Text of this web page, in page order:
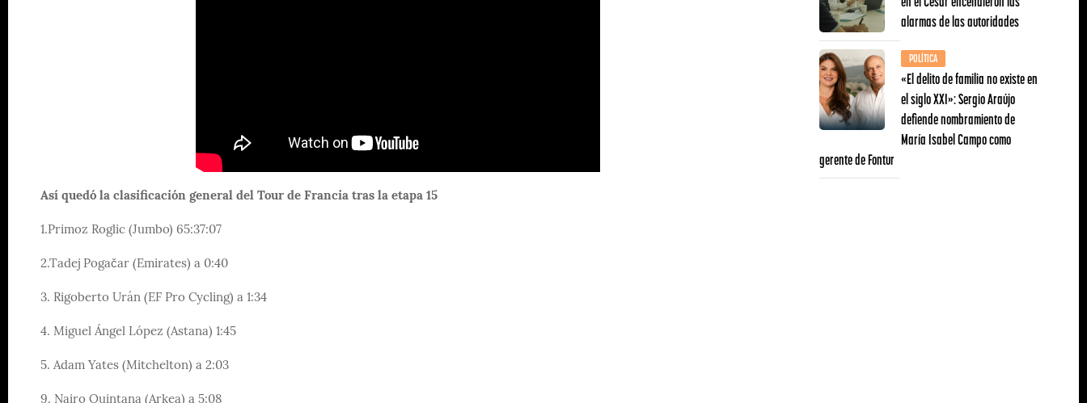
Así quedó la clasificación general del Tour de Francia tras la etapa 15
1.Primoz Roglic (Jumbo) 65:37:07
2.Tadej Pogačar (Emirates) a 0:40
3. Rigoberto Urán (EF Pro Cycling) a 1:34
4. Miguel Ángel López (Astana) 1:45
5. Adam Yates (Mitchelton) a 2:03
9. Nairo Quintana (Arkea) a 5:08
alarmas de las autoridades
POLÍTICA
«El delito de familia no existe en
el siglo XXI»: Sergio Araújo
defiende nombramiento de
María Isabel Campo como
gerente de Fontur